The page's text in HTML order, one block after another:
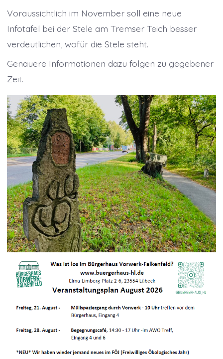
Voraussichtlich im November soll eine neue
Infotafel bei der Stele am Tremser Teich besser
verdeutlichen, wofür die Stele steht.
Genauere Informationen dazu folgen zu gegebener
Zeit.